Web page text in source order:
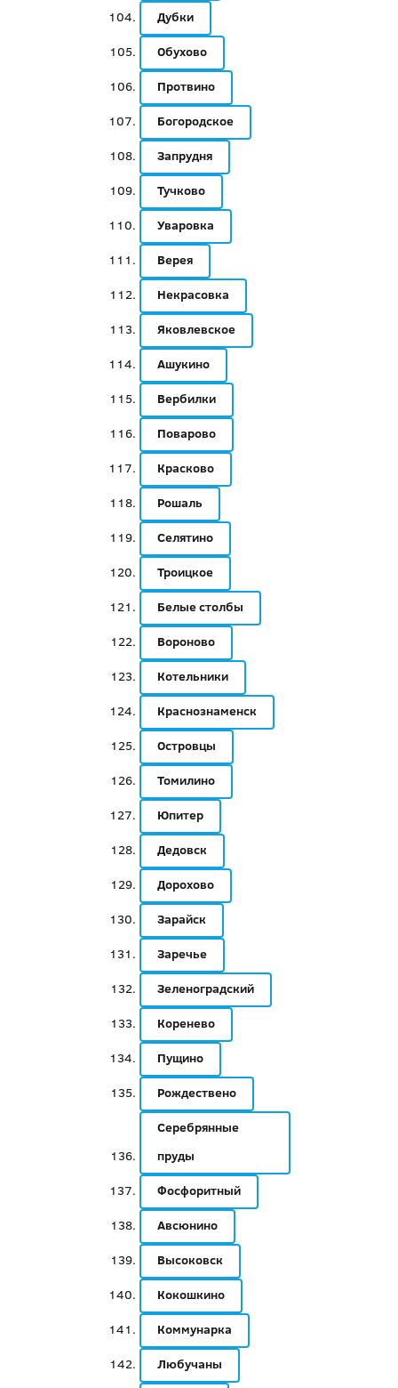
Дубки
Обухово
Протвино
Богородское
Запрудня
Тучково
Уваровка
Верея
Некрасовка
Яковлевское
Ашукино
Вербилки
Поварово
Красково
Рошаль
Селятино
Троицкое
Белые столбы
Вороново
Котельники
Краснознаменск
Островцы
Томилино
Юпитер
Дедовск
Дорохово
Зарайск
Заречье
Зеленоградский
Коренево
Пущино
Рождествено
Серебрянные
пруды
Фосфоритный
Авсюнино
Высоковск
Кокошкино
Коммунарка
Любучаны